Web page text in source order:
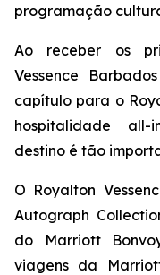
programação
Ao receber os
Vessence
capítulo para o
hospitalidade all-
destino é tão
O Royalton
Autograph
do Marriott
viagens da